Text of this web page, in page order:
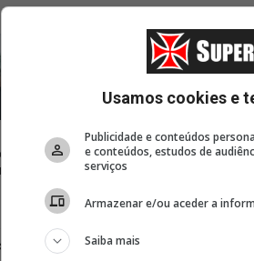
uma
do
49 minutos
Vasco enaltece Pedro
Emanuel na rede social:
classificado' 👍
1
Usamos cookies e
Publicidade e conteúdos
e conteúdos, estudos de
serviços
Armazenar e/ou aceder a
Saiba mais